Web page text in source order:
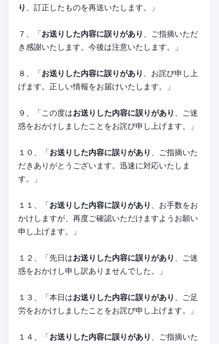
り
、訂正したものを再送いたします。」
７、「お送りした内容に誤りがあり
、ご指摘いただ
き感謝いたします。今後は注意いたします。」
８、「お送りした内容に誤りがあり
、お詫び申し上
げます。正しい情報をお届けいたします。」
９、「この度はお送りした内容に誤りがあり
、ご迷
惑をおかけしましたことをお詫び申し上げます。」
１０、「お送りした内容に誤りがあり
、ご指摘いた
だきありがとうございます。迅速に対応いたしま
す。」
１１、「お送りした内容に誤りがあり
、お手数をお
かけしますが、再度ご確認いただけますようお願い
申し上げます。」
１２、「先日はお送りした内容に誤りがあり
、ご迷
惑をおかけし申し訳ありませんでした。」
１３、「本日はお送りした内容に誤りがあり
、ご足
労をおかけしましたことをお詫び申し上げます。」
１４、「お送りした内容に誤りがあり
、ご指摘いた